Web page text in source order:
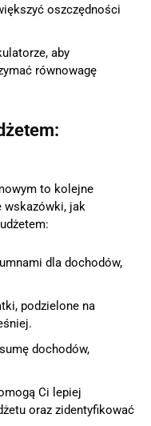
oszczędności
aby
równowagę
to kolejne
wskazówki, jak
dla dochodów,
podzielone na
dochodów,
Ci lepiej
oraz zidentyfikować